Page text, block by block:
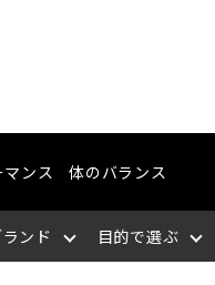
ンス 体のバランス
ンド 目的で選ぶ